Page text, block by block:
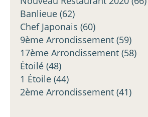
Banlieue (62)
Chef Japonais (60)
9ème Arrondissement (59)
17ème Arrondissement (58)
Étoilé (48)
1 Étoile (44)
2ème Arrondissement (41)